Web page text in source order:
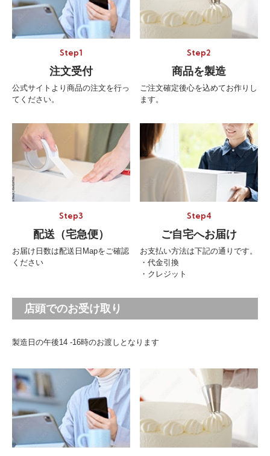
Step1
注文受付
公式サイトより商品の注文を行っ
てください。
Step2
商品を製造
ご注文確定後心を込めてお作りし
ます。
Step3
配送（宅急便）
お届け日数は配送日Mapをご確認
ください
Step4
ご自宅へお届け
お支払い方法は下記の通りです。
・代金引換
・クレジット
店頭でのお受け取り
製造日の午後14 -16時のお渡しとなります